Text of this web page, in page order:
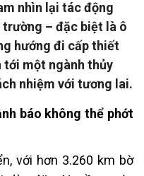
nhìn lại tác động
trường – đặc biệt là ô
hướng đi cấp thiết
một ngành thủy
nhiệm với tương lai.
báo không thể phớt
với hơn 3.260 km bờ